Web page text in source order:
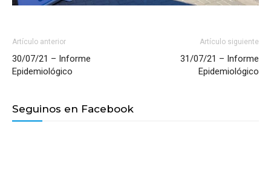
Artículo anterior
30/07/21 – Informe
Epidemiológico
Artículo siguiente
31/07/21 – Informe
Epidemiológico
Seguinos en Facebook